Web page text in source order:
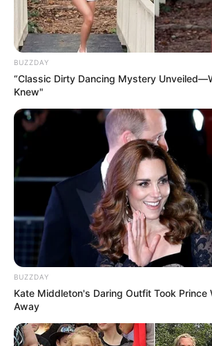
BUZZDAY
“Classic Dirty Dancing Mystery
Knew"
BUZZDAY
Kate Middleton's Daring Outfit Took Prince
Away